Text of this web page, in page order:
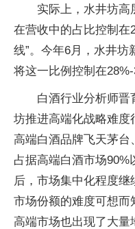
实际上，水井坊高
在营收中的占比控制在
线”。今年6月，水井
将这一比例控制在28%-
白酒行业分析师晋
坊推进高端化战略难度
高端白酒品牌飞天茅台
占据高端白酒市场
后，市场集中化程度
市场份额的难度可想而
高端市场也出现了大